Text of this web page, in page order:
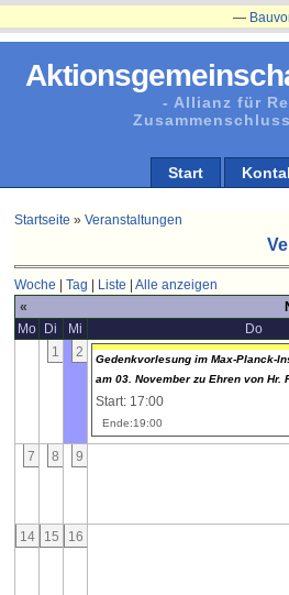
- Allianz für
Start
Startseite » Veranstaltungen
Woche Tag Liste
Alle anzeigen
«
Mo
Di Mi
Do
1
2
Gedenkvorlesung im Max-Planck-
am 03. November zu Ehren von Hr.
Start: 17:00
Ende:19:00
7 8 9
14 15 16